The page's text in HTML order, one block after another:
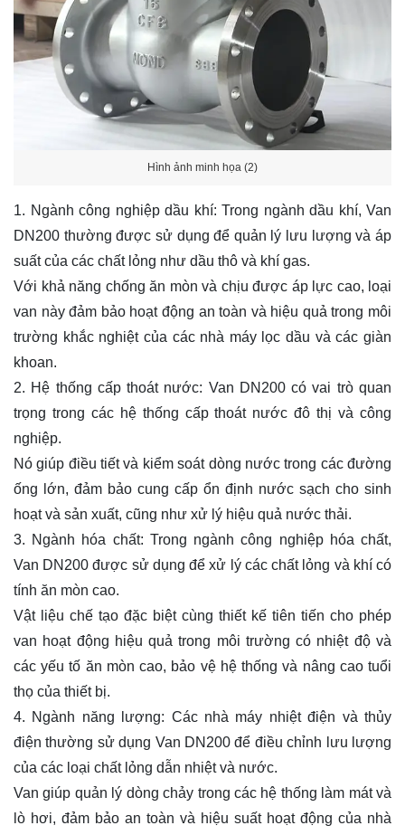
Hình ảnh minh họa (2)
1. Ngành công nghiệp dầu khí: Trong ngành dầu khí, Van
DN200 thường được sử dụng để quản lý lưu lượng và áp
suất của các chất lỏng như dầu thô và khí gas.
Với khả năng chống ăn mòn và chịu được áp lực cao, loại
van này đảm bảo hoạt động an toàn và hiệu quả trong môi
trường khắc nghiệt của các nhà máy lọc dầu và các giàn
khoan.
2. Hệ thống cấp thoát nước: Van DN200 có vai trò quan
trọng trong các hệ thống cấp thoát nước đô thị và công
nghiệp.
Nó giúp điều tiết và kiểm soát dòng nước trong các đường
ống lớn, đảm bảo cung cấp ổn định nước sạch cho sinh
hoạt và sản xuất, cũng như xử lý hiệu quả nước thải.
3. Ngành hóa chất: Trong ngành công nghiệp hóa chất,
Van DN200 được sử dụng để xử lý các chất lỏng và khí có
tính ăn mòn cao.
Vật liệu chế tạo đặc biệt cùng thiết kế tiên tiến cho phép
van hoạt động hiệu quả trong môi trường có nhiệt độ và
các yếu tố ăn mòn cao, bảo vệ hệ thống và nâng cao tuổi
thọ của thiết bị.
4. Ngành năng lượng: Các nhà máy nhiệt điện và thủy
điện thường sử dụng Van DN200 để điều chỉnh lưu lượng
của các loại chất lỏng dẫn nhiệt và nước.
Van giúp quản lý dòng chảy trong các hệ thống làm mát và
lò hơi, đảm bảo an toàn và hiệu suất hoạt động của nhà